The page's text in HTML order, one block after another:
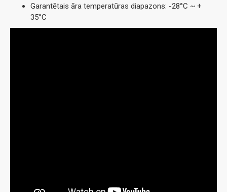
Garantētais āra temperatūras diapazons: -28°C ~ +
35°C